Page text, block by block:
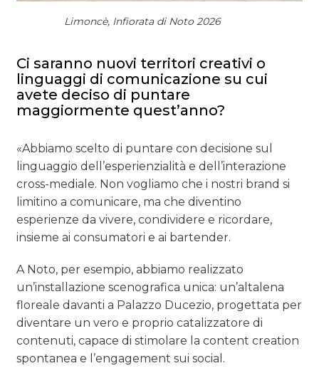
Limoncè, Infiorata di Noto 2026
Ci saranno nuovi territori creativi o
linguaggi di comunicazione su cui
avete deciso di puntare
maggiormente quest’anno?
«Abbiamo scelto di puntare con decisione sul
linguaggio dell’esperienzialità e dell’interazione
cross-mediale. Non vogliamo che i nostri brand si
limitino a comunicare, ma che diventino
esperienze da vivere, condividere e ricordare,
insieme ai consumatori e ai bartender.
A Noto, per esempio, abbiamo realizzato
un’installazione scenografica unica: un’altalena
floreale davanti a Palazzo Ducezio, progettata per
diventare un vero e proprio catalizzatore di
contenuti, capace di stimolare la content creation
spontanea e l’engagement sui social.